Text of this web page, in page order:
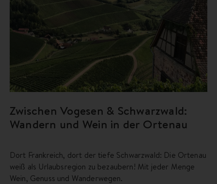
Zwischen Vogesen & Schwarzwald:
Wandern und Wein in der Ortenau
Dort Frankreich, dort der tiefe Schwarzwald: Die Ortenau
weiß als Urlaubsregion zu bezaubern! Mit jeder Menge
Wein, Genuss und Wanderwegen.